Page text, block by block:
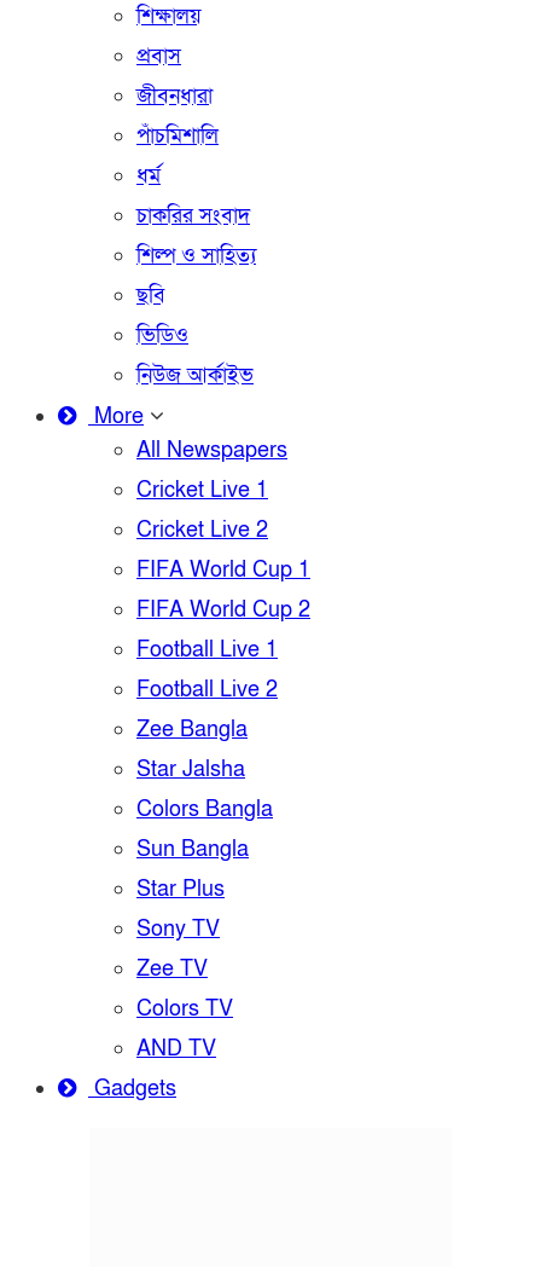
শিক্ষালয়
প্রবাস
জীবনধারা
পাঁচমিশালি
ধর্ম
চাকরির সংবাদ
শিল্প ও সাহিত্য
ছবি
ভিডিও
নিউজ আর্কাইভ
More
All Newspapers
Cricket Live 1
Cricket Live 2
FIFA World Cup 1
FIFA World Cup 2
Football Live 1
Football Live 2
Zee Bangla
Star Jalsha
Colors Bangla
Sun Bangla
Star Plus
Sony TV
Zee TV
Colors TV
AND TV
Gadgets